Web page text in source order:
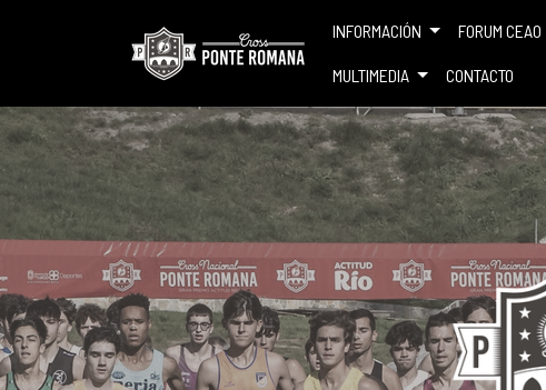
INFORMACIÓN FORUM CEAO
MULTIMEDIA CONTACTO